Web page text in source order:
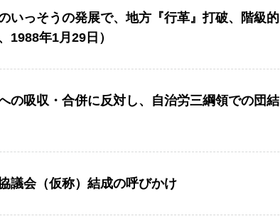
いっそうの発展で、地方『行革』打破、階級
1988年1月29日）
の吸収・合併に反対し、自治労三綱領での団
議会（仮称）結成の呼びかけ